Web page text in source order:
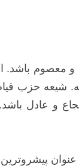
معصوم باشد.
شیعه حزب
و عادل